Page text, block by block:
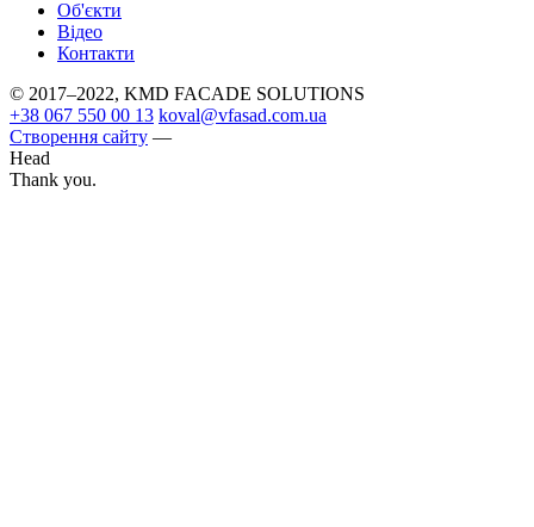
Об'єкти
Вiдео
Контакти
© 2017–2022, KMD FAСADE SOLUTIONS
+38 067 550 00 13 koval@vfasad.com.ua
Створення сайту —
Head
Thank you.